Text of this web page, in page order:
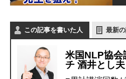
この記事を書いた人 最新
米国NLP協会
チ 酒井とし夫